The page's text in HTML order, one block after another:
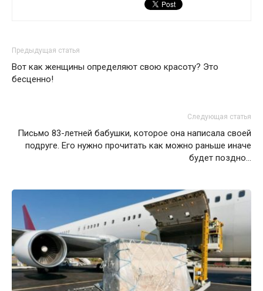
Предыдущая статья
Вот как женщины определяют свою красоту? Это
бесценно!
Следующая статья
Письмо 83-летней бабушки, которое она написала своей
подруге. Его нужно прочитать как можно раньше иначе
будет поздно…